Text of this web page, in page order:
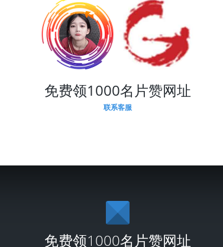
免费领1000名片赞网址
联系客服
免费领1000名片赞网址